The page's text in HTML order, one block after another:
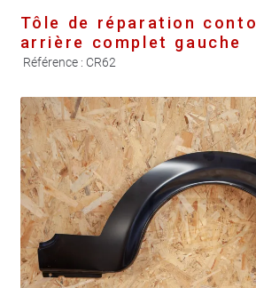
À propos
Garages partenaires
Contact
Tôle de réparation
arrière complet gauche
Référence : CR62